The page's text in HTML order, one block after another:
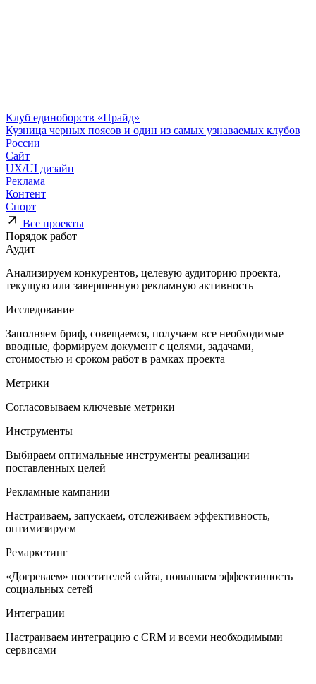
Клуб единоборств «Прайд»
Кузница черных поясов и один из самых узнаваемых клубов
России
Сайт
UX/UI дизайн
Реклама
Контент
Спорт
Все проекты
Порядок работ
Аудит
Анализируем конкурентов, целевую аудиторию проекта,
текущую или завершенную рекламную активность
Исследование
Заполняем бриф, совещаемся, получаем все необходимые
вводные, формируем документ с целями, задачами,
стоимостью и сроком работ в рамках проекта
Метрики
Согласовываем ключевые метрики
Инструменты
Выбираем оптимальные инструменты реализации
поставленных целей
Рекламные кампании
Настраиваем, запускаем, отслеживаем эффективность,
оптимизируем
Ремаркетинг
«Догреваем» посетителей сайта, повышаем эффективность
социальных сетей
Интеграции
Настраиваем интеграцию с CRM и всеми необходимыми
сервисами